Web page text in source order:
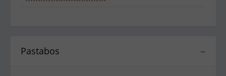
−
Pastabos